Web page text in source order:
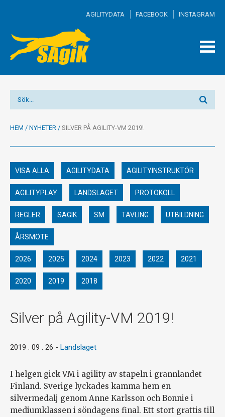
AGILITYDATA FACEBOOK INSTAGRAM
HEM / NYHETER / SILVER PÅ AGILITY-VM 2019!
VISA ALLA AGILITYDATA AGILITYINSTRUKTÖR
AGILITYPLAY LANDSLAGET PROTOKOLL
REGLER SAGIK SM TÄVLING UTBILDNING
ÅRSMÖTE
2026 2025 2024 2023 2022 2021
2020 2019 2018
Silver på Agility-VM 2019!
2019 . 09 . 26 - Landslaget
I helgen gick VM i agility av stapeln i grannlandet
Finland. Sverige lyckades kamma hem en
silvermedalj genom Anne Karlsson och Bonnie i
mediumklassen i söndagens final. Ett stort grattis till